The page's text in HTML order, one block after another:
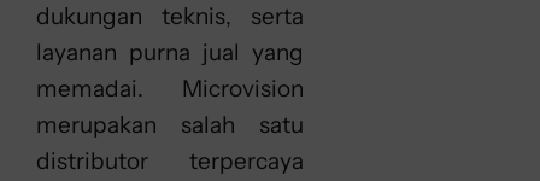
dukungan teknis, serta
layanan purna jual yang
memadai. Microvision
merupakan salah satu
distributor terpercaya